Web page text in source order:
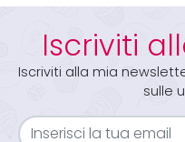
Iscriviti
Iscriviti alla mia
sulle